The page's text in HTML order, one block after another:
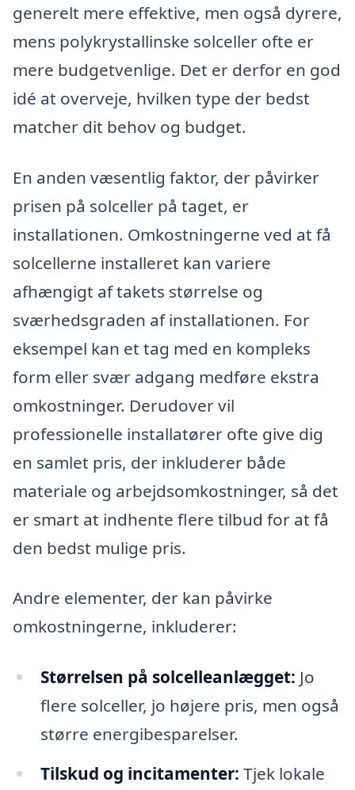
generelt mere effektive, men også dyrere,
mens polykrystallinske solceller ofte er
mere budgetvenlige. Det er derfor en god
idé at overveje, hvilken type der bedst
matcher dit behov og budget.
En anden væsentlig faktor, der påvirker
prisen på solceller på taget, er
installationen. Omkostningerne ved at få
solcellerne installeret kan variere
afhængigt af takets størrelse og
sværhedsgraden af installationen. For
eksempel kan et tag med en kompleks
form eller svær adgang medføre ekstra
omkostninger. Derudover vil
professionelle installatører ofte give dig
en samlet pris, der inkluderer både
materiale og arbejdsomkostninger, så det
er smart at indhente flere tilbud for at få
den bedst mulige pris.
Andre elementer, der kan påvirke
omkostningerne, inkluderer:
Størrelsen på solcelleanlægget: Jo
flere solceller, jo højere pris, men også
større energibesparelser.
Tilskud og incitamenter: Tjek lokale